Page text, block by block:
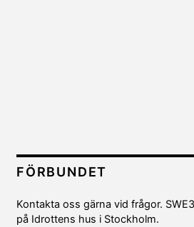
FÖRBUNDET
Kontakta oss gärna vid frågor.
på Idrottens hus i Stockholm.